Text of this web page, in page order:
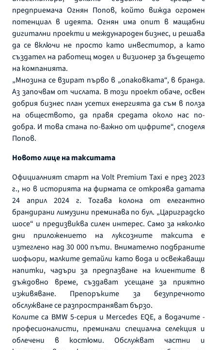
предприемача Огнян Попов, който вижда огромен
потенциал в идеята. Огнян има опит в мащабни
дигитални проекти и международен бизнес, и решава
да се включи не просто като инвеститор, а като
създател на работещ модел и визионер за бъдещето
на компанията.
„Мнозина се взират първо в „опаковката“, в бранда.
Аз започвам от числата. В този проект обаче, освен
добрия бизнес план усетих енергията да съм в полза
на обществото, да правя средата около нас по-
добра. И това стана по-важно от цифрите“, споделя
Попов.
Новото лице на такситата
Официалният старт на Volt Premium Taxi е през 2023
г., но в историята на фирмата се откроява датата
24 април 2024 г. Тогава колона от елегантно
брандирани лимузини преминава по бул. „Цариградско
шосе“ и предизвиква силен интерес. Само за няколко
дни приложението на луксозните таксита е
изтеглено над 30 000 пъти. Внимателно подбраните
шофьори, малките детайли като вода и освежаващи
напитки, чадъри за предпазване на клиентите в
дъждовно време, създават усещане за приятно
изживяване. Препоръките за безупречното
обслужване се разпространяват бързо.
Колите са BMW 5-серия и Mercedes EQE, а водачите -
професионалисти, преминали специална селекция и
облечени в костюми. Обслужват частни и